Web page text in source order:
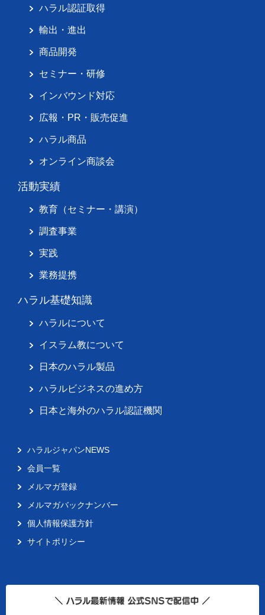
ハラル認証取得
輸出・進出
商品開発
セミナー・研修
インバウンド対応
広報・PR・販売促進
ハラル商品
オンライン商談会
活動実績
教育（セミナー・講演）
調査事業
実践
業務提携
ハラル基礎知識
ハラルについて
イスラム教について
日本のハラル製品
ハラルビジネスの進め方
日本と海外のハラル認証機関
ハラルジャパンNEWS
会員一覧
メルマガ登録
メルマガバックナンバー
個人情報保護方針
サイトポリシー